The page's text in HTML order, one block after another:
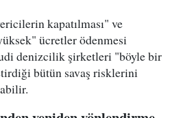
kapatılması" ve
ücretler ödenmesi
denizcilik şirketleri "böyle bir
bütün savaş risklerini